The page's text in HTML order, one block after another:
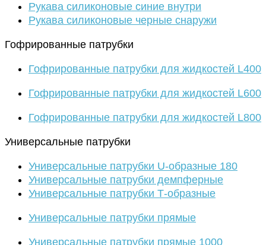
Рукава силиконовые синие внутри
Рукава силиконовые черные снаружи
Гофрированные патрубки
Гофрированные патрубки для жидкостей L400
Гофрированные патрубки для жидкостей L600
Гофрированные патрубки для жидкостей L800
Универсальные патрубки
Универсальные патрубки U-образные 180
Универсальные патрубки демпферные
Универсальные патрубки Т-образные
Универсальные патрубки прямые
Универсальные патрубки прямые 1000